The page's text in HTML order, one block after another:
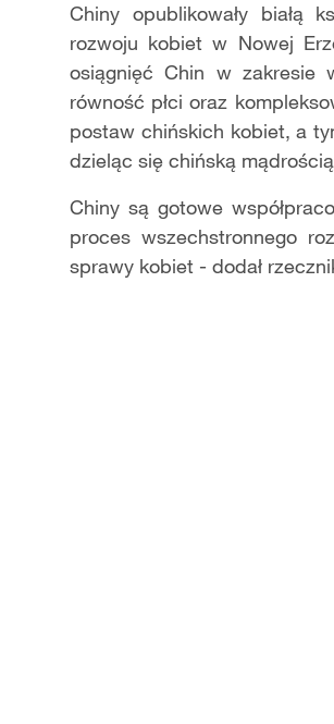
Chiny opublikowały białą
rozwoju kobiet w Nowej
osiągnięć Chin w zakresie
równość płci oraz
postaw chińskich kobiet, a
dzieląc się chińską
Chiny są gotowe
proces wszechstronnego
sprawy kobiet - dodał